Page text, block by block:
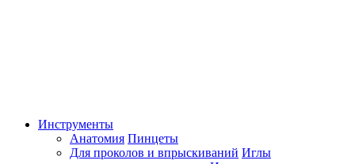
Инструменты
Анатомия Пинцеты
Для проколов и впрыскиваний Иглы